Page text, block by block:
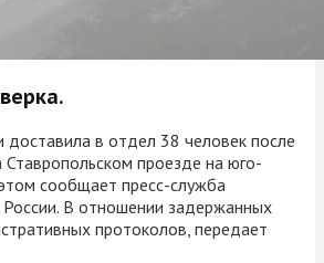
в отдел 38 человек после
Ставропольском проезде на юго-
сообщает пресс-служба
В отношении задержанных
протоколов, передает